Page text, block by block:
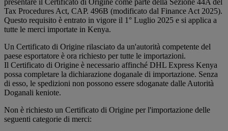
Tax Procedures Act, CAP. 496B (modificato dal Finance Act 2025).
Questo requisito è entrato in vigore il 1° Luglio 2025 e si applica a
tutte le merci importate in Kenya.
Un Certificato di Origine rilasciato da un'autorità competente del
paese esportatore è ora richiesto per tutte le importazioni.
Il Certificato di Origine è necessario affinché DHL Express Kenya
possa completare la dichiarazione doganale di importazione. Senza
di esso, le spedizioni non possono essere sdoganate dalle Autorità
Doganali keniote.
Non è richiesto un Certificato di Origine per l'importazione delle
seguenti categorie di merci: